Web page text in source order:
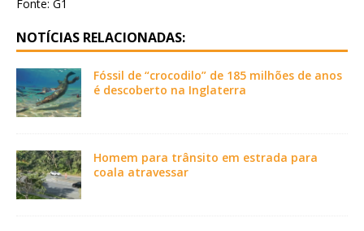
Fonte: G1
NOTÍCIAS RELACIONADAS:
Fóssil de “crocodilo” de 185 milhões de anos
é descoberto na Inglaterra
Homem para trânsito em estrada para
coala atravessar